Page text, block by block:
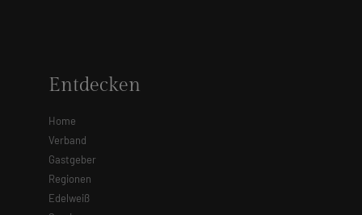
Entdecken
Home
Verband
Gastgeber
Regionen
Edelweiß